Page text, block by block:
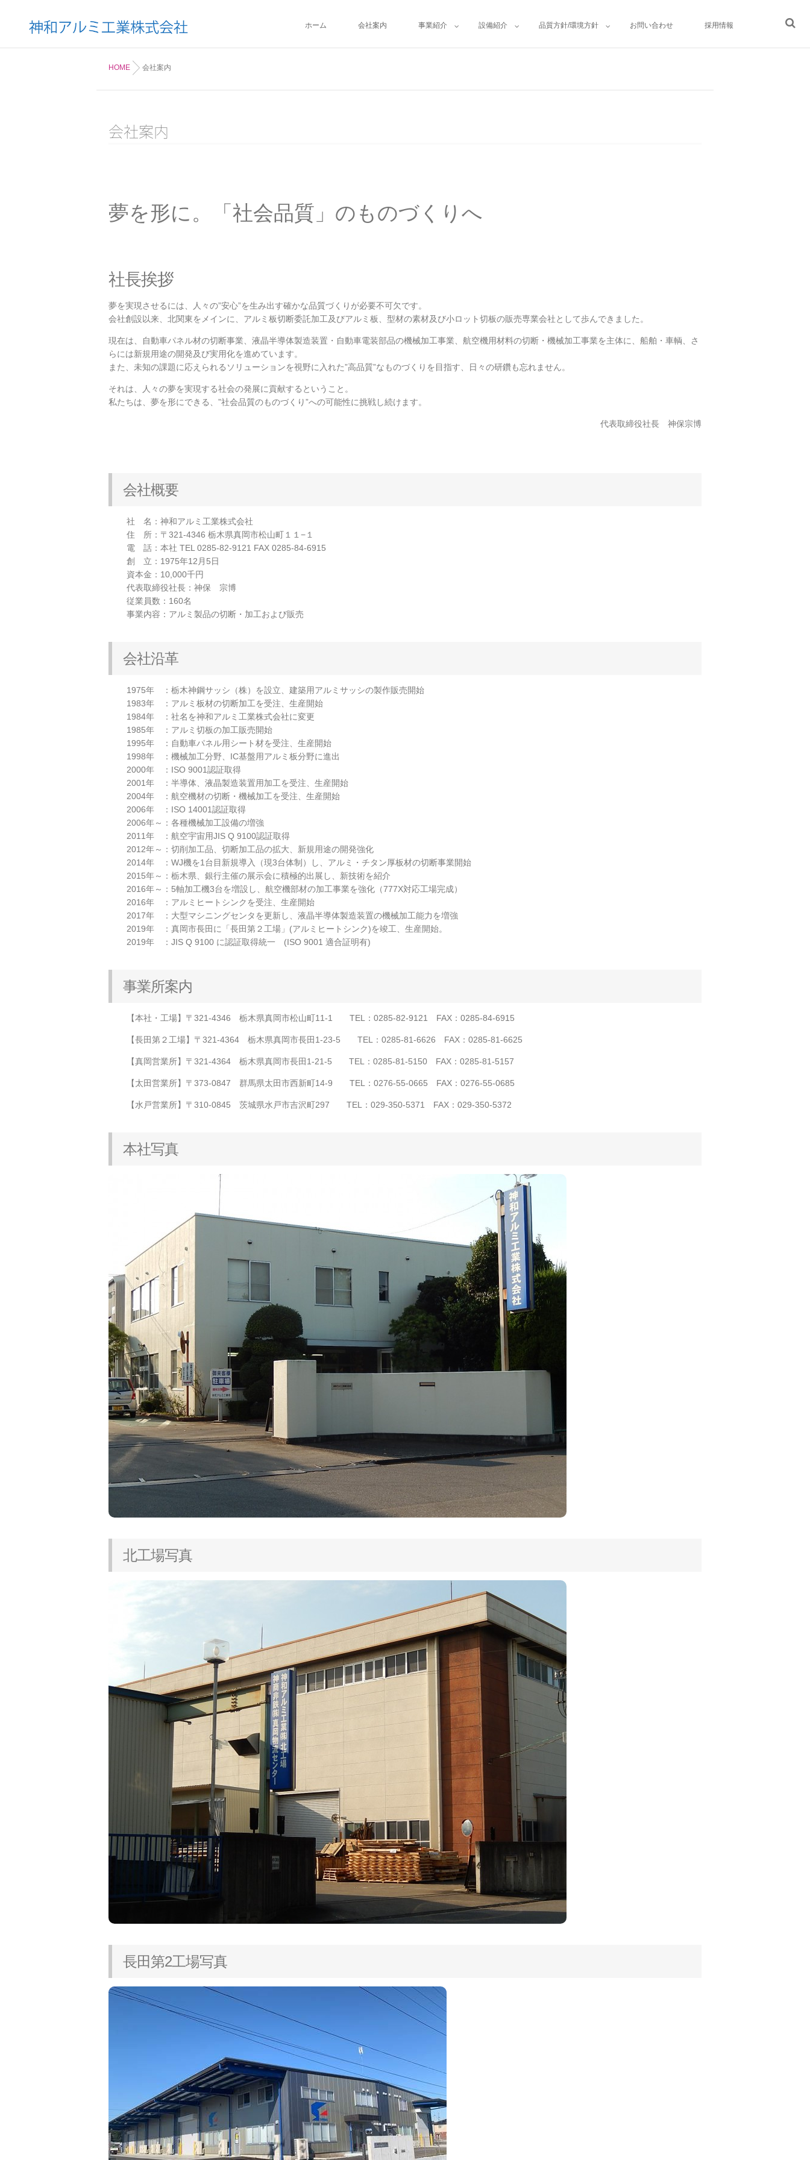
ホーム 会社案内 事業紹介 設備紹介 品質方針/環境方針 お問い合わせ 採用情報
HOME 会社案内
会社案内
夢を形に。「社会品質」のものづくりへ
社長挨拶
夢を実現させるには、人々の”安心”を生み出す確かな品質づくりが必要不可欠です。
会社創設以来、北関東をメインに、アルミ板切断委託加工及びアルミ板、型材の素材及び小ロット切板の販売専業会社として歩んできました。
現在は、自動車パネル材の切断事業、液晶半導体製造装置・自動車電装部品の機械加工事業、航空機用材料の切断・機械加工事業を主体に、船舶・車輌、さ
らには新規用途の開発及び実用化を進めています。
また、未知の課題に応えられるソリューションを視野に入れた”高品質”なものづくりを目指す、日々の研鑽も忘れません。
それは、人々の夢を実現する社会の発展に貢献するということ。
私たちは、夢を形にできる、”社会品質のものづくり”への可能性に挑戦し続けます。
代表取締役社長 神保宗博
会社概要
社 名：神和アルミ工業株式会社
住 所：〒321-4346 栃木県真岡市松山町１１−１
電 話：本社 TEL 0285-82-9121 FAX 0285-84-6915
創 立：1975年12月5日
資本金：10,000千円
代表取締役社長：神保 宗博
従業員数：160名
事業内容：アルミ製品の切断・加工および販売
会社沿革
1975年 ：栃木神鋼サッシ（株）を設立、建築用アルミサッシの製作販売開始
1983年 ：アルミ板材の切断加工を受注、生産開始
1984年 ：社名を神和アルミ工業株式会社に変更
1985年 ：アルミ切板の加工販売開始
1995年 ：自動車パネル用シート材を受注、生産開始
1998年 ：機械加工分野、IC基盤用アルミ板分野に進出
2000年 ：ISO 9001認証取得
2001年 ：半導体、液晶製造装置用加工を受注、生産開始
2004年 ：航空機材の切断・機械加工を受注、生産開始
2006年 ：ISO 14001認証取得
2006年～：各種機械加工設備の増強
2011年 ：航空宇宙用JIS Q 9100認証取得
2012年～：切削加工品、切断加工品の拡大、新規用途の開発強化
2014年 ：WJ機を1台目新規導入（現3台体制）し、アルミ・チタン厚板材の切断事業開始
2015年～：栃木県、銀行主催の展示会に積極的出展し、新技術を紹介
2016年～：5軸加工機3台を増設し、航空機部材の加工事業を強化（777X対応工場完成）
2016年 ：アルミヒートシンクを受注、生産開始
2017年 ：大型マシニングセンタを更新し、液晶半導体製造装置の機械加工能力を増強
2019年 ：真岡市長田に「長田第２工場」(アルミヒートシンク)を竣工、生産開始。
2019年 ：JIS Q 9100 に認証取得統一 (ISO 9001 適合証明有)
事業所案内
【本社・工場】〒321-4346 栃木県真岡市松山町11-1 TEL：0285-82-9121 FAX：0285-84-6915
【長田第２工場】〒321-4364 栃木県真岡市長田1-23-5 TEL：0285-81-6626 FAX：0285-81-6625
【真岡営業所】〒321-4364 栃木県真岡市長田1-21-5 TEL：0285-81-5150 FAX：0285-81-5157
【太田営業所】〒373-0847 群馬県太田市西新町14-9 TEL：0276-55-0665 FAX：0276-55-0685
【水戸営業所】〒310-0845 茨城県水戸市吉沢町297 TEL：029-350-5371 FAX：029-350-5372
本社写真
北工場写真
長田第2工場写真